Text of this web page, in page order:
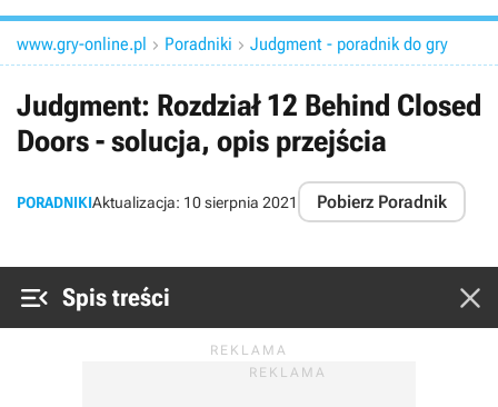
www.gry-online.pl  Poradniki  Judgment - poradnik do gry
Judgment: Rozdział 12 Behind Closed
Doors - solucja, opis przejścia
PORADNIKIAktualizacja: 10 sierpnia 2021 Pobierz Poradnik
 Spis treści 